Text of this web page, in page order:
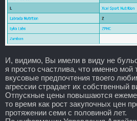
И, видимо, Вы имели в виду не
я просто счастлива, что именно
вкусовые предпочтения твоего
агрессии страдает их собственный
Отпускные цены повышаются
то время как рост закупочных цен
протяжении семи с половиной лет.